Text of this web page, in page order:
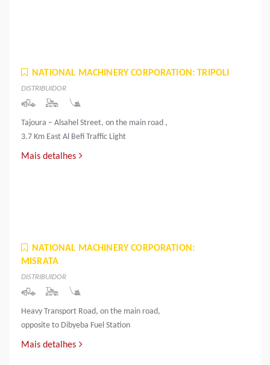
NATIONAL MACHINERY CORPORATION: TRIPOLI
DISTRIBUIDOR
Tajoura – Alsahel Street, on the main road ,
3.7 Km East Al Befi Traffic Light
Mais detalhes
NATIONAL MACHINERY CORPORATION:
MISRATA
DISTRIBUIDOR
Heavy Transport Road, on the main road,
opposite to Dibyeba Fuel Station
Mais detalhes